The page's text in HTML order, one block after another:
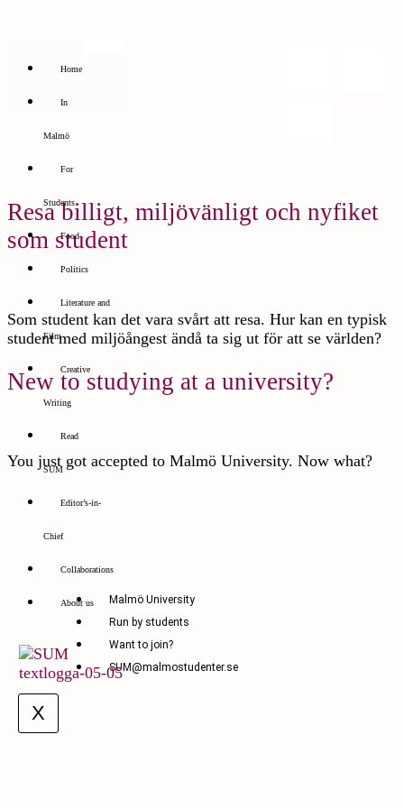
Home
In
Malmö
For
Students
Food
Politics
Literature and
Film
Creative
Writing
Read
SUM
Editor’s-in-
Chief
Collaborations
About us
X
Resa billigt, miljövänligt och nyfiket
som student
Som student kan det vara svårt att resa. Hur kan en typisk
student med miljöångest ändå ta sig ut för att se världen?
New to studying at a university?
You just got accepted to Malmö University. Now what?
Malmö University
Run by students
Want to join?
SUM@malmostudenter.se